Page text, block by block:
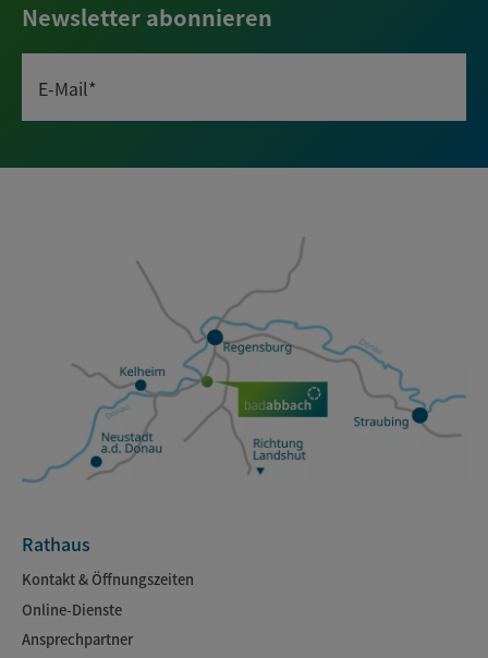
Newsletter abonnieren
E-Mail*
Rathaus
Kontakt & Öffnungszeiten
Online-Dienste
Ansprechpartner